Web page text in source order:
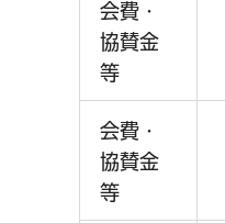
会費・
協賛金
等
会費・
協賛金
等